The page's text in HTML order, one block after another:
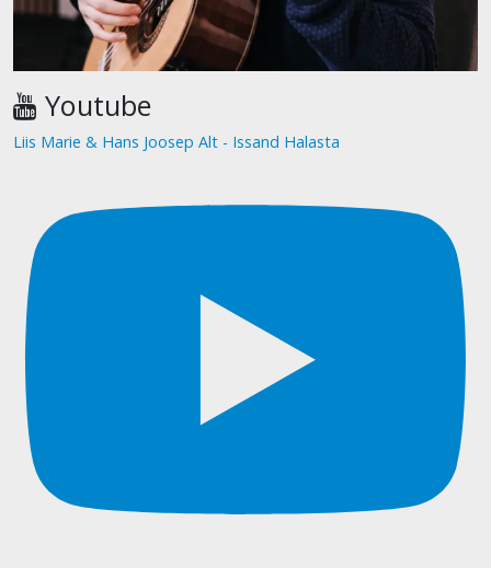
Youtube
Liis Marie & Hans Joosep Alt - Issand Halasta